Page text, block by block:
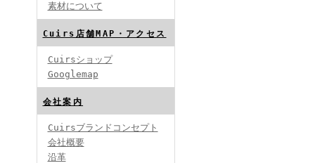
素材について
Cuirs店舗MAP・アクセス
Cuirsショップ
Googlemap
会社案内
Cuirsブランドコンセプト
会社概要
沿革